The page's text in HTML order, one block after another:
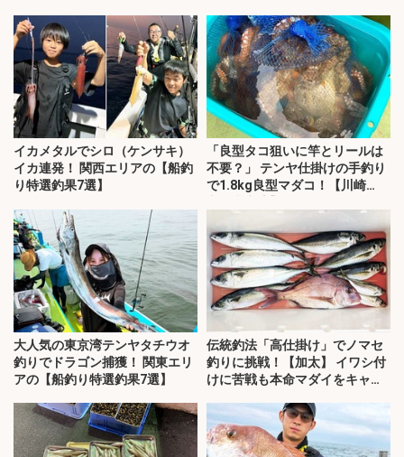
イカメタルでシロ（ケンサキ）
イカ連発！ 関西エリアの【船釣
り特選釣果7選】
「良型タコ狙いに竿とリールは
不要？」 テンヤ仕掛けの手釣り
で1.8kg良型マダコ！【川崎
大人気の東京湾テンヤタチウオ
釣りでドラゴン捕獲！ 関東エリ
アの【船釣り特選釣果7選】
伝統釣法「高仕掛け」でノマセ
釣りに挑戦！【加太】 イワシ付
けに苦戦も本命マダイをキャッ